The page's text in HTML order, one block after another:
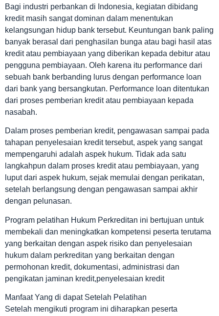
Bagi industri perbankan di Indonesia, kegiatan dibidang
kredit masih sangat dominan dalam menentukan
kelangsungan hidup bank tersebut. Keuntungan bank paling
banyak berasal dari penghasilan bunga atau bagi hasil atas
kredit atau pembiayaan yang diberikan kepada debitur atau
pengguna pembiayaan. Oleh karena itu performance dari
sebuah bank berbanding lurus dengan performance loan
dari bank yang bersangkutan. Performance loan ditentukan
dari proses pemberian kredit atau pembiayaan kepada
nasabah.
Dalam proses pemberian kredit, pengawasan sampai pada
tahapan penyelesaian kredit tersebut, aspek yang sangat
mempengaruhi adalah aspek hukum. Tidak ada satu
langkahpun dalam proses kredit atau pembiayaan, yang
luput dari aspek hukum, sejak memulai dengan perikatan,
setelah berlangsung dengan pengawasan sampai akhir
dengan pelunasan.
Program pelatihan Hukum Perkreditan ini bertujuan untuk
membekali dan meningkatkan kompetensi peserta terutama
yang berkaitan dengan aspek risiko dan penyelesaian
hukum dalam perkreditan yang berkaitan dengan
permohonan kredit, dokumentasi, administrasi dan
pengikatan jaminan kredit,penyelesaian kredit
Manfaat Yang di dapat Setelah Pelatihan
Setelah mengikuti program ini diharapkan peserta